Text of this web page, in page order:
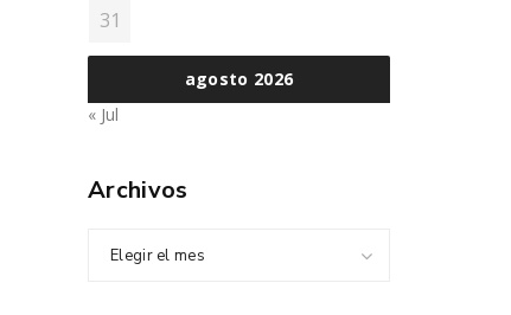
agosto 2026
31
« Jul
Archivos
Elegir el mes